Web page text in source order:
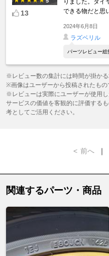
13
りました。タイ
できる物だと思
2024年6月8日
ラズベリル
パーツレビュー
※レビュー数の集計には時間が掛かる
※画像はユーザーから投稿されたもの
※レビューは実際にユーザーが使用
サービスの価値を客観的に評価する
考としてご活用ください。
< 前へ ｜
関連するパーツ・商品